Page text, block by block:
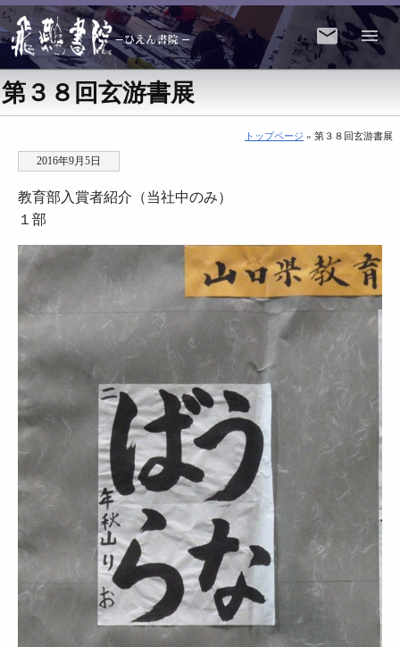
第３８回玄游書展
トップページ » 第３８回玄游書展
2016年9月5日
教育部入賞者紹介（当社中のみ）
１部